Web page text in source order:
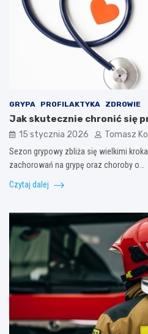
GRYPA PROFILAKTYKA ZDROWIE
Jak skutecznie chronić się
15 stycznia 2026 Tomasz
Sezon grypowy zbliża się wielkimi
zachorowań na grypę oraz choroby o…
Czytaj dalej